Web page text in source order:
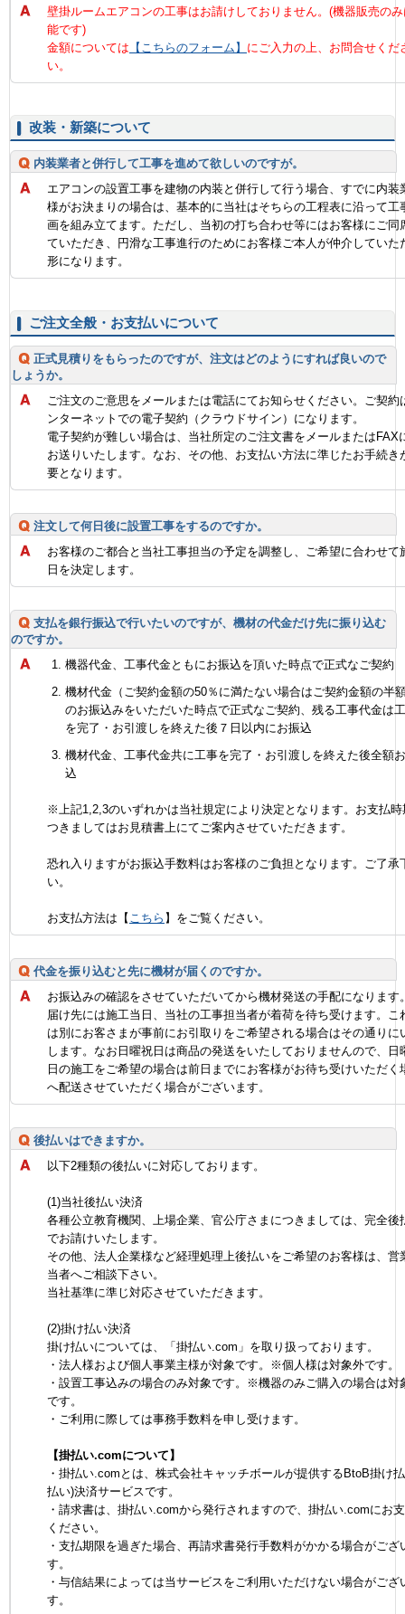
壁掛ルームエアコンの工事はお請けしておりません。(機器販売の
能です)
金額については 【こちらのフォーム】 にご入力の上、お問合せくだ
い。
改装・新築について
内装業者と併行して工事を進めて欲しいのですが。
エアコンの設置工事を建物の内装と併行して行う場合、すでに内装
様がお決まりの場合は、基本的に当社はそちらの工程表に沿って工
画を組み立てます。ただし、当初の打ち合わせ等にはお客様にご同
ていただき、円滑な工事進行のためにお客様ご本人が仲介していた
形になります。
ご注文全般・お支払いについて
正式見積りをもらったのですが、注文はどのようにすれば良いので
しょうか。
ご注文のご意思をメールまたは電話にてお知らせください。ご契約
ンターネットでの電子契約（クラウドサイン）になります。
電子契約が難しい場合は、当社所定のご注文書をメールまたはFAX
お送りいたします。なお、その他、お支払い方法に準じたお手続き
要となります。
注文して何日後に設置工事をするのですか。
お客様のご都合と当社工事担当の予定を調整し、ご希望に合わせて
日を決定します。
支払を銀行振込で行いたいのですが、機材の代金だけ先に振り込む
のですか。
機器代金、工事代金ともにお振込を頂いた時点で正式なご契約
機材代金（ご契約金額の50％に満たない場合はご契約金額の半
のお振込みをいただいた時点で正式なご契約、残る工事代金は
を完了・お引渡しを終えた後７日以内にお振込
機材代金、工事代金共に工事を完了・お引渡しを終えた後全額
込
※上記1,2,3のいずれかは当社規定により決定となります。お支払時
つきましてはお見積書上にてご案内させていただきます。
恐れ入りますがお振込手数料はお客様のご負担となります。ご了承
い。
お支払方法は【 こちら 】をご覧ください。
代金を振り込むと先に機材が届くのですか。
お振込みの確認をさせていただいてから機材発送の手配になります
届け先には施工当日、当社の工事担当者が着荷を待ち受けます。こ
は別にお客さまが事前にお引取りをご希望される場合はその通りに
します。なお日曜祝日は商品の発送をいたしておりませんので、日
日の施工をご希望の場合は前日までにお客様がお待ち受けいただく
へ配送させていただく場合がございます。
後払いはできますか。
以下2種類の後払いに対応しております。
(1)当社後払い決済
各種公立教育機関、上場企業、官公庁さまにつきましては、完全後
でお請けいたします。
その他、法人企業様など経理処理上後払いをご希望のお客様は、営
当者へご相談下さい。
当社基準に準じ対応させていただきます。
(2)掛け払い決済
掛け払いについては、「掛払い.com」を取り扱っております。
・法人様および個人事業主様が対象です。※個人様は対象外です。
・設置工事込みの場合のみ対象です。※機器のみご購入の場合は対
です。
・ご利用に際しては事務手数料を申し受けます。
【掛払い.comについて】
・掛払い.comとは、株式会社キャッチボールが提供するBtoB掛け
払い)決済サービスです。
・請求書は、掛払い.comから発行されますので、掛払い.comにお
ください。
・支払期限を過ぎた場合、再請求書発行手数料がかかる場合がござ
す。
・与信結果によっては当サービスをご利用いただけない場合がござ
す。